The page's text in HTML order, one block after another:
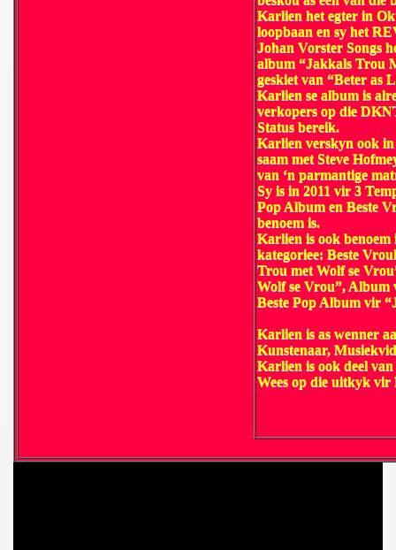
Karlien het egter in
loopbaan en sy het
Johan Vorster Songs
album “Jakkals Trou
geskiet van “Beter as
Karlien se album is
verkopers op die
Status bereik.
Karlien verskyn ook
saam met Steve
van ‘n parmantige
Sy is in 2011 vir 3
Pop Album en Beste
benoem is.
Karlien is ook benoem
kategoriee: Beste
Trou met Wolf se
Wolf se Vrou”, Album
Beste Pop Album vir
Karlien is as wenner
Kunstenaar,
Karlien is ook deel
Wees op die uitkyk